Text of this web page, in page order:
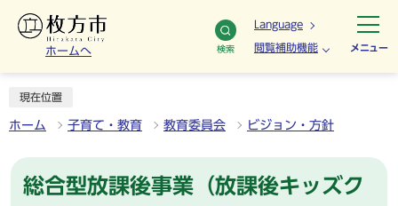
ホームへ 検索
Language
閲覧補助機能 メニュー
現在位置
ホーム 子育て・教育 教育委員会 ビジョン・方針
総合型放課後事業（放課後キッズク